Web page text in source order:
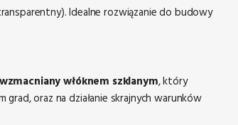
Idealne rozwiązanie do budowy
włóknem szklanym, który
oraz na działanie skrajnych warunków